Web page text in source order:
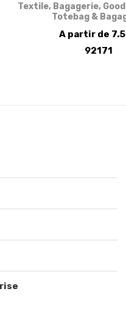
Textile, Bagagerie,
Totebag &
A partir de
92171